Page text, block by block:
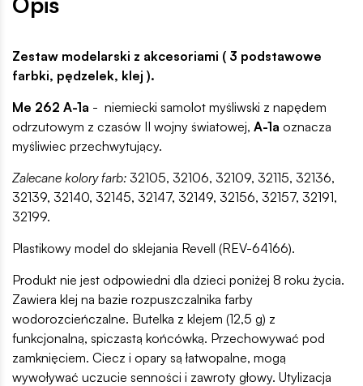
Zestaw modelarski z akcesoriami ( 3 podstawowe
farbki, pędzelek, klej ).
Me 262 A-1a - niemiecki samolot myśliwski z napędem
odrzutowym z czasów II wojny światowej, A-1a oznacza
myśliwiec przechwytujący.
Zalecane kolory farb: 32105, 32106, 32109, 32115, 32136,
32139, 32140, 32145, 32147, 32149, 32156, 32157, 32191,
32199.
Plastikowy model do sklejania Revell (REV-64166).
Produkt nie jest odpowiedni dla dzieci poniżej 8 roku życia.
Zawiera klej na bazie rozpuszczalnika farby
wodorozcieńczalne. Butelka z klejem (12,5 g) z
funkcjonalną, spiczastą końcówką. Przechowywać pod
zamknięciem. Ciecz i opary są łatwopalne, mogą
wywoływać uczucie senności i zawroty głowy. Utylizacja